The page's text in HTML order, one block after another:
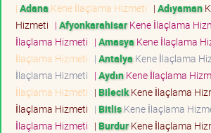
| Adana Kene İlaçlama Hizmeti | Adıyaman
Hizmeti | AfyonkarahisarKene İlaçlama
İlaçlama Hizmeti | Amasya Kene İlaçlama
İlaçlama Hizmeti | Antalya Kene İlaçlama
İlaçlama Hizmeti | AydınKene İlaçlama
İlaçlama Hizmeti | BilecikKene İlaçlama
İlaçlama Hizmeti | BitlisKene İlaçlama
İlaçlama Hizmeti | BurdurKene İlaçlama